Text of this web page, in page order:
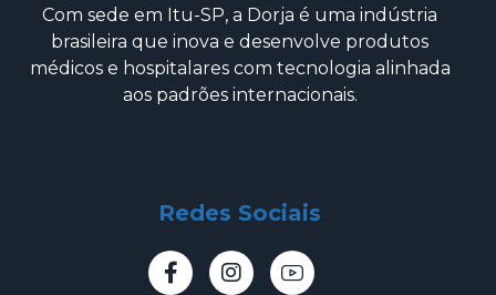
Com sede em Itu-SP, a Dorja é uma indústria
brasileira que inova e desenvolve produtos
médicos e hospitalares com tecnologia alinhada
aos padrões internacionais.
Redes Sociais